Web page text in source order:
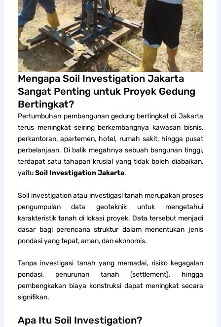
Mengapa Soil Investigation Jakarta
Sangat Penting untuk Proyek Gedung
Bertingkat?
Pertumbuhan pembangunan gedung bertingkat di Jakarta
terus meningkat seiring berkembangnya kawasan bisnis,
perkantoran, apartemen, hotel, rumah sakit, hingga pusat
perbelanjaan. Di balik megahnya sebuah bangunan tinggi,
terdapat satu tahapan krusial yang tidak boleh diabaikan,
yaituSoil Investigation Jakarta.
Soil investigation atau investigasi tanah merupakan proses
pengumpulan data geoteknik untuk mengetahui
karakteristik tanah di lokasi proyek. Data tersebut menjadi
dasar bagi perencana struktur dalam menentukan jenis
pondasi yang tepat, aman, dan ekonomis.
Tanpa investigasi tanah yang memadai, risiko kegagalan
pondasi, penurunan tanah (settlement), hingga
pembengkakan biaya konstruksi dapat meningkat secara
signifikan.
Apa Itu Soil Investigation?